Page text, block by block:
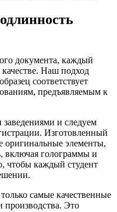
документа, каждый
Наш подход
соответствует
предъявляемым к
и следуем
Изготовленный
оригинальные элементы,
включая голограммы и
чтобы каждый студент
самые качественные
Это